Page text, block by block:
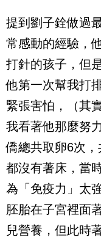
提到劉子銓做過
常感動的經驗，
打針的孩子，但
他第一次幫我打
緊張害怕，（其
我看著他那麼努
僑總共取卵6次，
都沒有著床，當
為「免疫力」太
胚胎在子宮裡面
兒營養，但此時